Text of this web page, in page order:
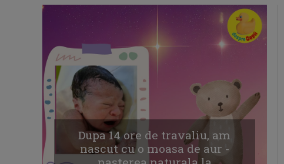
Dupa 14 ore de travaliu, am
nascut cu o moasa de aur -